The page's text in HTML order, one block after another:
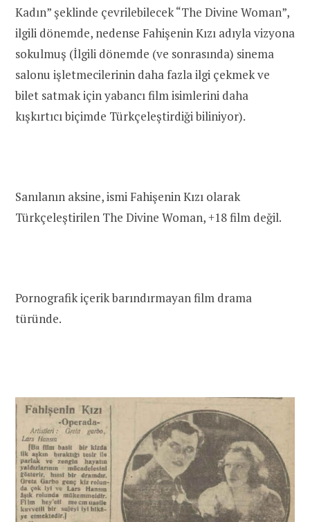
Kadın” şeklinde çevrilebilecek “The Divine Woman”,
ilgili dönemde, nedense Fahişenin Kızı adıyla vizyona
sokulmuş (İlgili dönemde (ve sonrasında) sinema
salonu işletmecilerinin daha fazla ilgi çekmek ve
bilet satmak için yabancı film isimlerini daha
kışkırtıcı biçimde Türkçeleştirdiği biliniyor).
Sanılanın aksine, ismi Fahişenin Kızı olarak
Türkçeleştirilen The Divine Woman, +18 film değil.
Pornografik içerik barındırmayan film drama
türünde.